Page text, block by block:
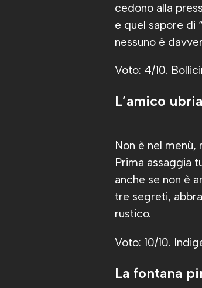
cedono alla
e quel sapore di
nessuno è
Voto: 4/10.
L’amico
Non è nel
Prima assaggia
anche se non è
tre segreti,
rustico.
Voto: 10/10.
La fontana